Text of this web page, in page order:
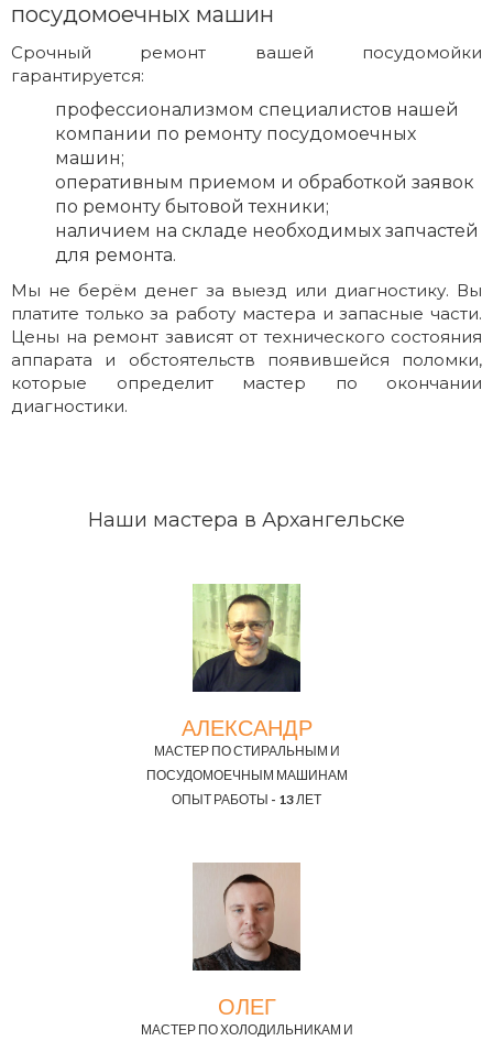
посудомоечных машин
Срочный ремонт вашей посудомойки
гарантируется:
профессионализмом специалистов нашей
компании по ремонту посудомоечных
машин;
оперативным приемом и обработкой заявок
по ремонту бытовой техники;
наличием на складе необходимых запчастей
для ремонта.
Мы не берём денег за выезд или диагностику. Вы
платите только за работу мастера и запасные части.
Цены на ремонт зависят от технического состояния
аппарата и обстоятельств появившейся поломки,
которые определит мастер по окончании
диагностики.
Наши мастера в Архангельске
АЛЕКСАНДР
МАСТЕР ПО СТИРАЛЬНЫМ И
ПОСУДОМОЕЧНЫМ МАШИНАМ
ОПЫТ РАБОТЫ - 13 ЛЕТ
ОЛЕГ
МАСТЕР ПО ХОЛОДИЛЬНИКАМ И